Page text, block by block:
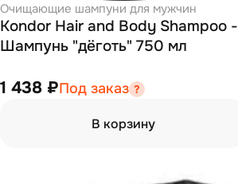
Очищающие шампуни для мужчин
Kondor Hair and Body Shampoo -
Шампунь "дёготь" 750 мл
1 438 ₽Под заказ
В корзину